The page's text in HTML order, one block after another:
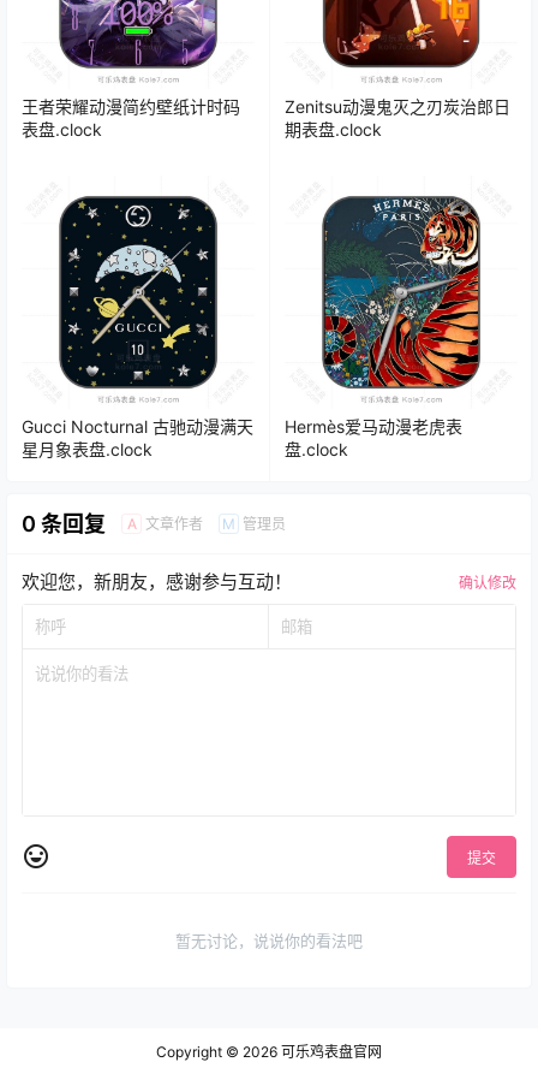
王者荣耀动漫简约壁纸计时码
表盘.clock
Zenitsu动漫鬼灭之刃炭治郎日
期表盘.clock
Gucci Nocturnal 古驰动漫满天
星月象表盘.clock
Hermès爱马动漫老虎表
盘.clock
0 条回复 A 文章作者 M 管理员
欢迎您，新朋友，感谢参与互动！ 确认修改
提交
暂无讨论，说说你的看法吧
Copyright © 2026 可乐鸡表盘官网